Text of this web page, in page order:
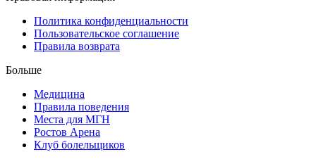
Политика конфиденциальности
Пользовательское соглашение
Правила возврата
Больше
Медицина
Правила поведения
Места для МГН
Ростов Арена
Клуб болельщиков